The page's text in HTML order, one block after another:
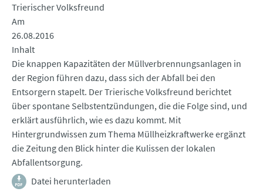
Trierischer Volksfreund
Am
26.08.2016
Inhalt
Die knappen Kapazitäten der Müllverbrennungsanlagen in
der Region führen dazu, dass sich der Abfall bei den
Entsorgern stapelt. Der Trierische Volksfreund berichtet
über spontane Selbstentzündungen, die die Folge sind, und
erklärt ausführlich, wie es dazu kommt. Mit
Hintergrundwissen zum Thema Müllheizkraftwerke ergänzt
die Zeitung den Blick hinter die Kulissen der lokalen
Abfallentsorgung.
Datei herunterladen